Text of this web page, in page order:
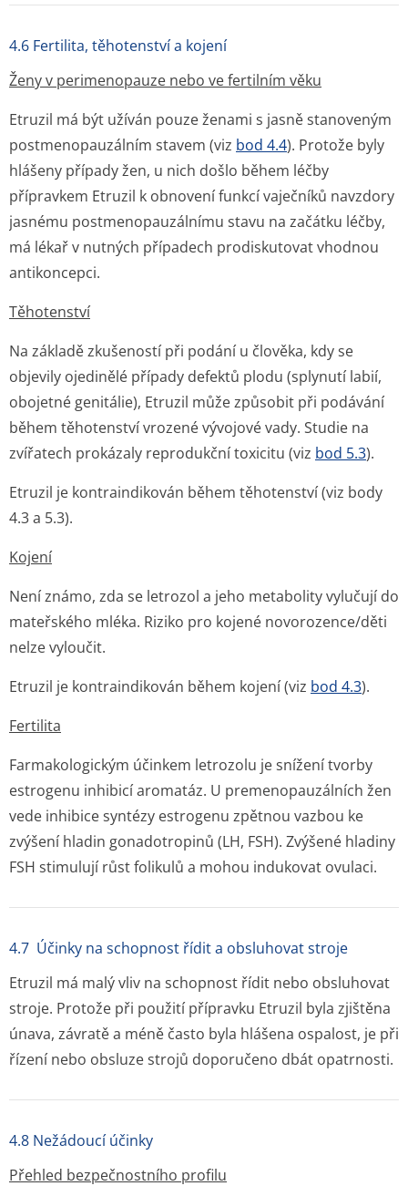
4.6 Fertilita, těhotenství a kojení
Ženy v perimenopauze nebo ve fertilním věku
Etruzil má být užíván pouze ženami s jasně stanoveným
postmenopauzálním stavem (viz bod 4.4). Protože byly
hlášeny případy žen, u nich došlo během léčby
přípravkem Etruzil k obnovení funkcí vaječníků navzdory
jasnému postmenopauzálnímu stavu na začátku léčby,
má lékař v nutných případech prodiskutovat vhodnou
antikoncepci.
Těhotenství
Na základě zkušeností při podání u člověka, kdy se
objevily ojedinělé případy defektů plodu (splynutí labií,
obojetné genitálie), Etruzil může způsobit při podávání
během těhotenství vrozené vývojové vady. Studie na
zvířatech prokázaly reprodukční toxicitu (viz bod 5.3).
Etruzil je kontraindikován během těhotenství (viz body
4.3 a 5.3).
Kojení
Není známo, zda se letrozol a jeho metabolity vylučují do
mateřského mléka. Riziko pro kojené novorozence/děti
nelze vyloučit.
Etruzil je kontraindikován během kojení (viz bod 4.3).
Fertilita
Farmakologickým účinkem letrozolu je snížení tvorby
estrogenu inhibicí aromatáz. U premenopauzálních žen
vede inhibice syntézy estrogenu zpětnou vazbou ke
zvýšení hladin gonadotropinů (LH, FSH). Zvýšené hladiny
FSH stimulují růst folikulů a mohou indukovat ovulaci.
4.7 Účinky na schopnost řídit a obsluhovat stroje
Etruzil má malý vliv na schopnost řídit nebo obsluhovat
stroje. Protože při použití přípravku Etruzil byla zjištěna
únava, závratě a méně často byla hlášena ospalost, je při
řízení nebo obsluze strojů doporučeno dbát opatrnosti.
4.8 Nežádoucí účinky
Přehled bezpečnostního profilu